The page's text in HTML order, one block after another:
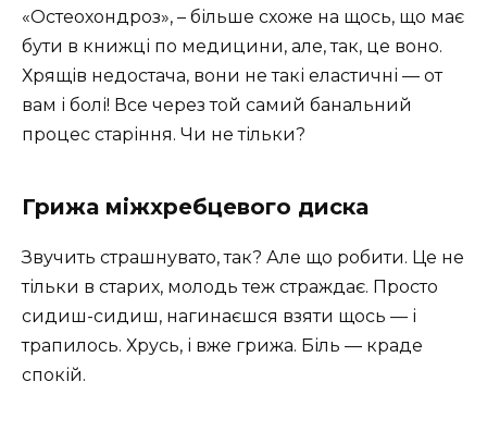
«Остеохондроз», – більше схоже на щось, що має
бути в книжці по медицини, але, так, це воно.
Хрящів недостача, вони не такі еластичні — от
вам і болі! Все через той самий банальний
процес старіння. Чи не тільки?
Грижа міжхребцевого диска
Звучить страшнувато, так? Але що робити. Це не
тільки в старих, молодь теж страждає. Просто
сидиш-сидиш, нагинаєшся взяти щось — і
трапилось. Хрусь, і вже грижа. Біль — краде
спокій.